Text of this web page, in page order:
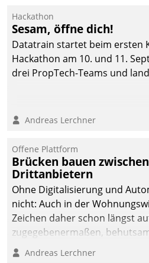
integrieren.
Hackathon
Sesam, öffne dich!
Datatrain startet beim ersten
Hackathon am 10. und 11.
drei PropTech-Teams und
Andreas Lerchner
Offene Plattform
Brücken bauen
Drittanbietern
Ohne Digitalisierung und
nicht: Auch in der
Zeichen daher schon längst
zugegebenermaßen,
Branchen.
Andreas Lerchner